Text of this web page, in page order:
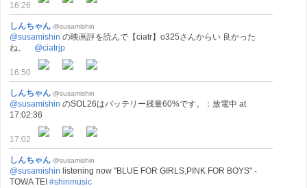
16:26
しんちゃん @susamishin
@susamishin の映画評を読んで【ciatr】o325さんからい 良かった
ね。 @ciatrjp
16:50
しんちゃん @susamishin
@susamishin のSOL26はバッテリー残量60%です。：放電中 at
17:02:36
17:02
しんちゃん @susamishin
@susamishin listening now "BLUE FOR GIRLS,PINK FOR BOYS" -
TOWA TEI #shinmusic